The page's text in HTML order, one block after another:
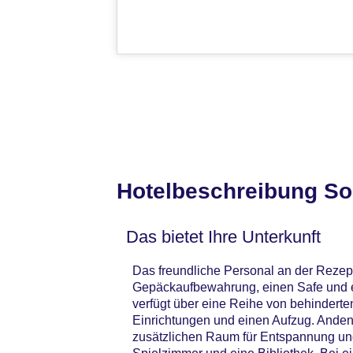
Hotelbeschreibung
Das bietet Ihre Unterkunft
Das freundliche Personal an der
Gepäckaufbewahrung, einen Safe
verfügt über eine Reihe von
Einrichtungen und einen Aufzug.
zusätzlichen Raum für Entspannung